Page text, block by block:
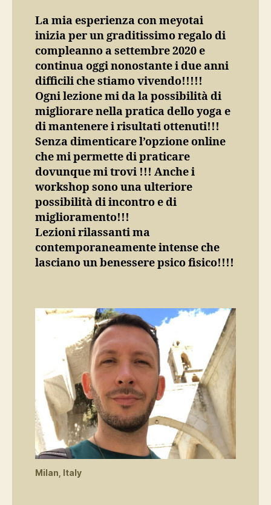
La mia esperienza con meyotai
inizia per un graditissimo regalo di
compleanno a settembre 2020 e
continua oggi nonostante i due anni
difficili che stiamo vivendo!!!!!
Ogni lezione mi da la possibilità di
migliorare nella pratica dello yoga e
di mantenere i risultati ottenuti!!!
Senza dimenticare l’opzione online
che mi permette di praticare
dovunque mi trovi !!! Anche i
workshop sono una ulteriore
possibilità di incontro e di
miglioramento!!!
Lezioni rilassanti ma
contemporaneamente intense che
lasciano un benessere psico fisico!!!!
Milan, Italy